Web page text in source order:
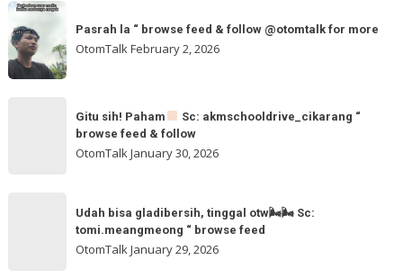
Pasrah
la
“
browse
@otomtalk
Pasrah la “ browse feed & follow @otomtalk for more
OtomTalkFebruary 2, 2026
akmschooldrive_cikarang
Gitu sih! Paham
Sc: akmschooldrive_cikarang “
browse feed & follow
OtomTalkJanuary 30, 2026
gladibersih,
Udah bisa gladibersih, tinggal otw🌬🌬 Sc:
tomi.meangmeong “ browse feed
OtomTalk January 29, 2026